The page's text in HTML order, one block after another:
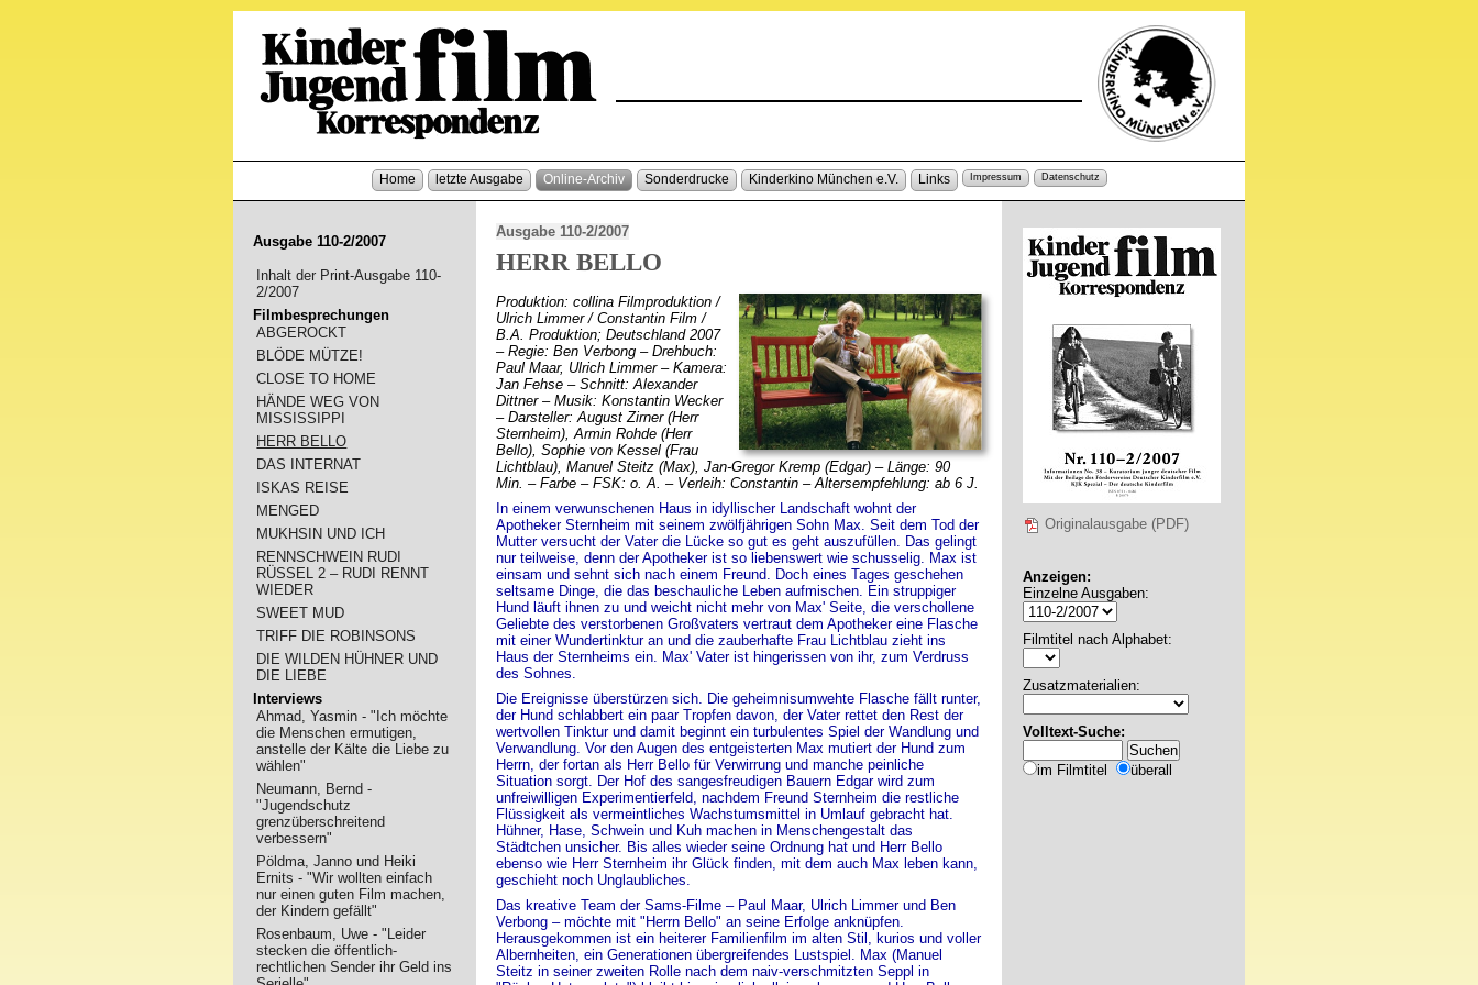
Home letzte Ausgabe Online-Archiv Sonderdrucke Kinderkino München e.V. Links Impressum Datenschutz
Ausgabe 110-2/2007
HERR BELLO
Produktion: collina Filmproduktion /
Ulrich Limmer / Constantin Film /
B.A. Produktion; Deutschland 2007
– Regie: Ben Verbong – Drehbuch:
Paul Maar, Ulrich Limmer – Kamera:
Jan Fehse – Schnitt: Alexander
Dittner – Musik: Konstantin Wecker
– Darsteller: August Zirner (Herr
Sternheim), Armin Rohde (Herr
Bello), Sophie von Kessel (Frau
Lichtblau), Manuel Steitz (Max), Jan-Gregor Kremp (Edgar) – Länge: 90
Min. – Farbe – FSK: o. A. – Verleih: Constantin – Altersempfehlung: ab 6 J.
In einem verwunschenen Haus in idyllischer Landschaft wohnt der
Apotheker Sternheim mit seinem zwölfjährigen Sohn Max. Seit dem Tod der
Mutter versucht der Vater die Lücke so gut es geht auszufüllen. Das gelingt
nur teilweise, denn der Apotheker ist so liebenswert wie schusselig. Max ist
einsam und sehnt sich nach einem Freund. Doch eines Tages geschehen
seltsame Dinge, die das beschauliche Leben aufmischen. Ein struppiger
Hund läuft ihnen zu und weicht nicht mehr von Max' Seite, die verschollene
Geliebte des verstorbenen Großvaters vertraut dem Apotheker eine Flasche
mit einer Wundertinktur an und die zauberhafte Frau Lichtblau zieht ins
Haus der Sternheims ein. Max' Vater ist hingerissen von ihr, zum Verdruss
des Sohnes.
Die Ereignisse überstürzen sich. Die geheimnisumwehte Flasche fällt runter,
der Hund schlabbert ein paar Tropfen davon, der Vater rettet den Rest der
wertvollen Tinktur und damit beginnt ein turbulentes Spiel der Wandlung und
Verwandlung. Vor den Augen des entgeisterten Max mutiert der Hund zum
Herrn, der fortan als Herr Bello für Verwirrung und manche peinliche
Situation sorgt. Der Hof des sangesfreudigen Bauern Edgar wird zum
unfreiwilligen Experimentierfeld, nachdem Freund Sternheim die restliche
Flüssigkeit als vermeintliches Wachstumsmittel in Umlauf gebracht hat.
Hühner, Hase, Schwein und Kuh machen in Menschengestalt das
Städtchen unsicher. Bis alles wieder seine Ordnung hat und Herr Bello
ebenso wie Herr Sternheim ihr Glück finden, mit dem auch Max leben kann,
geschieht noch Unglaubliches.
Das kreative Team der Sams-Filme – Paul Maar, Ulrich Limmer und Ben
Verbong – möchte mit "Herrn Bello" an seine Erfolge anknüpfen.
Herausgekommen ist ein heiterer Familienfilm im alten Stil, kurios und voller
Albernheiten, ein Generationen übergreifendes Lustspiel. Max (Manuel
Steitz in seiner zweiten Rolle nach dem naiv-verschmitzten Seppl in
Ausgabe 110-2/2007
Inhalt der Print-Ausgabe 110-
2/2007
Filmbesprechungen
ABGEROCKT
BLÖDE MÜTZE!
CLOSE TO HOME
HÄNDE WEG VON
MISSISSIPPI
HERR BELLO
DAS INTERNAT
ISKAS REISE
MENGED
MUKHSIN UND ICH
RENNSCHWEIN RUDI
RÜSSEL 2 – RUDI RENNT
WIEDER
SWEET MUD
TRIFF DIE ROBINSONS
DIE WILDEN HÜHNER UND
DIE LIEBE
Interviews
Ahmad, Yasmin - "Ich möchte
die Menschen ermutigen,
anstelle der Kälte die Liebe zu
wählen"
Neumann, Bernd -
"Jugendschutz
grenzüberschreitend
verbessern"
Pöldma, Janno und Heiki
Ernits - "Wir wollten einfach
nur einen guten Film machen,
der Kindern gefällt"
Rosenbaum, Uwe - "Leider
stecken die öffentlich-
rechtlichen Sender ihr Geld ins
Originalausgabe (PDF)
Anzeigen:
Einzelne Ausgaben:
Filmtitel nach Alphabet:
Zusatzmaterialien:
Volltext-Suche:
im Filmtitel überall